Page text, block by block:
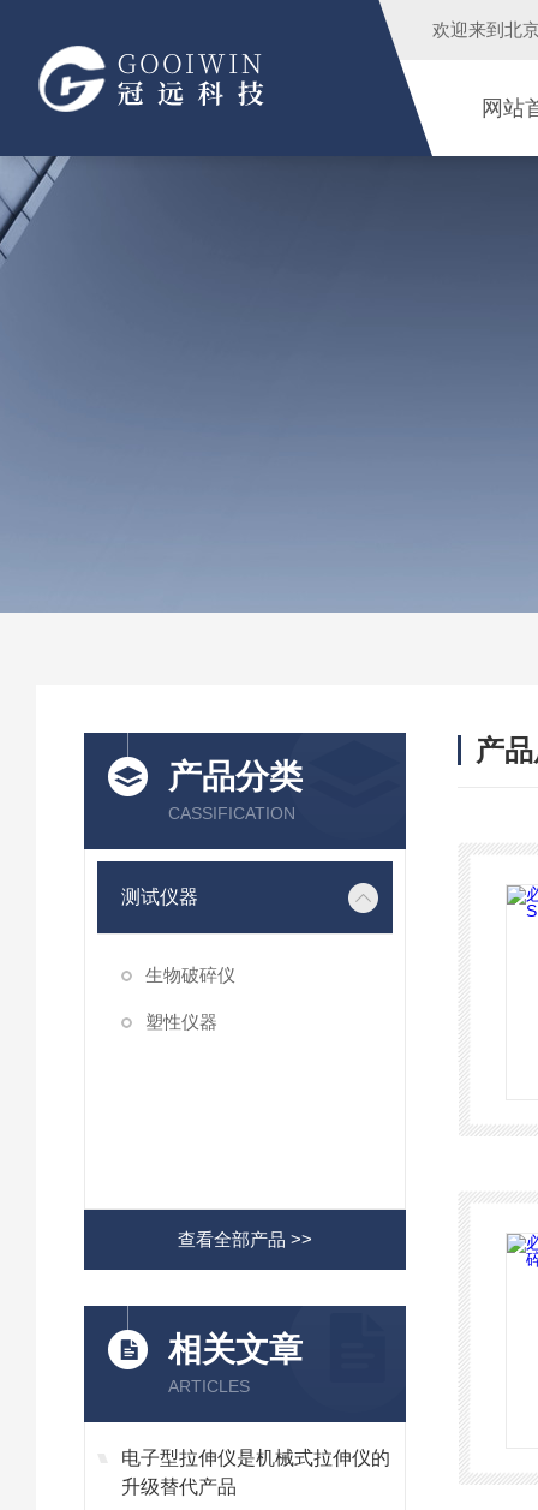
欢迎来到 北
网站
产品分类
CASSIFICATION
测试仪器
生物破碎仪
塑性仪器
查看全部产品 >>
相关文章
ARTICLES
电子型拉伸仪是机械式拉伸仪的
升级替代产品
产